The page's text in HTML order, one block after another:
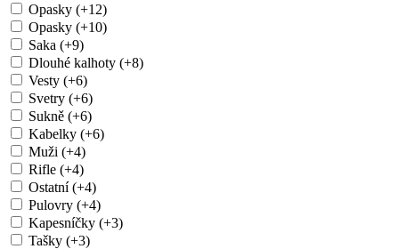
Opasky (+12)
Opasky (+10)
Saka (+9)
Dlouhé kalhoty (+8)
Vesty (+6)
Svetry (+6)
Sukně (+6)
Kabelky (+6)
Muži (+4)
Rifle (+4)
Ostatní (+4)
Pulovry (+4)
Kapesníčky (+3)
Tašky (+3)